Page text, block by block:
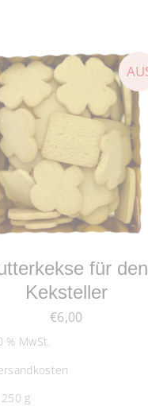
WEITERLESEN
für den
Keksteller
€6,00
% MwSt.
g